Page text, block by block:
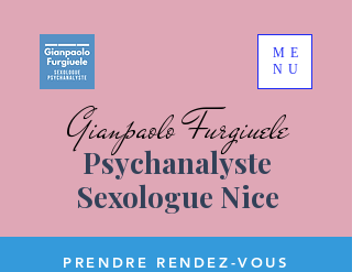
Gianpaolo Furgiuele
Psychanalyste
Sexologue Nice
PRENDRE RENDEZ-VOUS
ME
NU